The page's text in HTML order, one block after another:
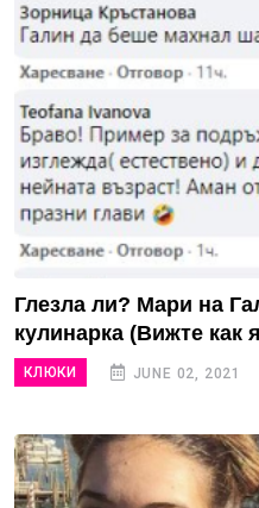
Глезла ли? Мари на
кулинарка (Вижте как
КЛЮКИ JUNE 02, 2021